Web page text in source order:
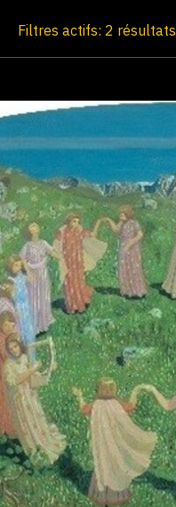
Filtres actifs: 2 résultats